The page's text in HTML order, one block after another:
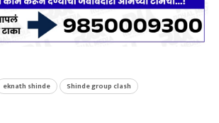
eknath shinde Shinde group clash